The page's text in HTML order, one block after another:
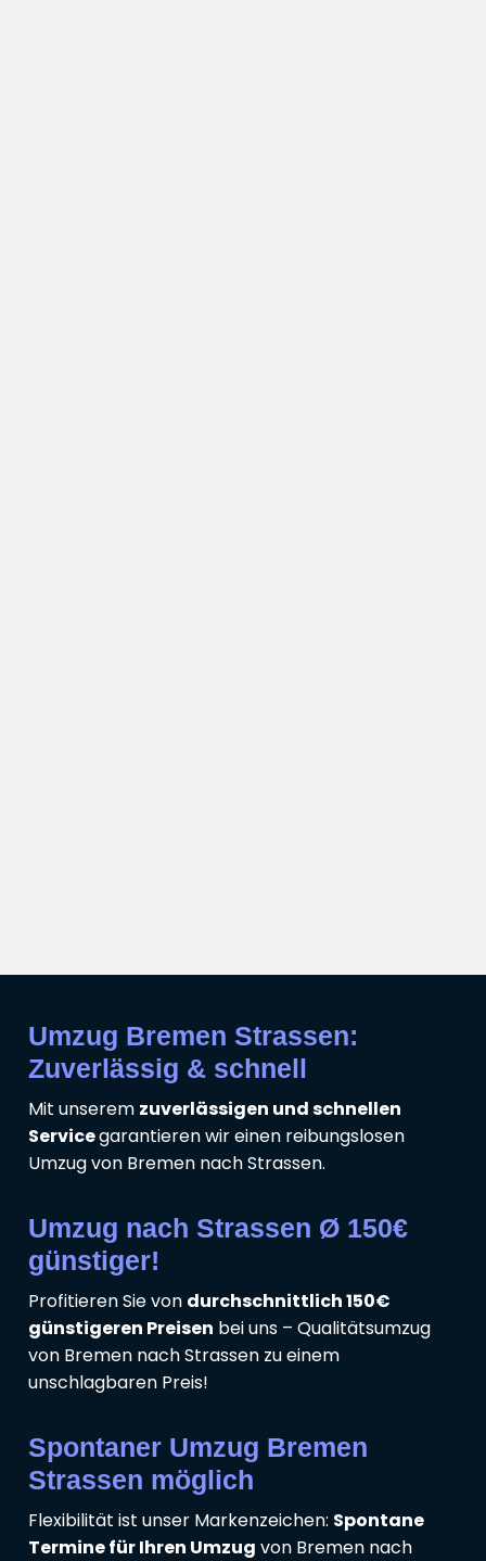
Umzug Bremen Strassen:
Zuverlässig & schnell
Mit unserem zuverlässigen und schnellen
Servicegarantieren wir einen reibungslosen
Umzug von Bremen nach Strassen.
Umzug nach Strassen Ø 150€
günstiger!
Profitieren Sie von durchschnittlich 150€
günstigeren Preisen bei uns – Qualitätsumzug
von Bremen nach Strassen zu einem
unschlagbaren Preis!
Spontaner Umzug Bremen
Strassen möglich
Flexibilität ist unser Markenzeichen: Spontane
Termine für Ihren Umzug von Bremen nach